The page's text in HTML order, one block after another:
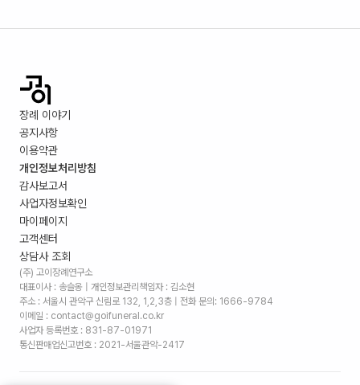
장례 이야기
공지사항
이용약관
개인정보처리방침
감사보고서
사업자정보확인
마이페이지
고객센터
상담사 조회
(주) 고이장례연구소
대표이사 : 송슬옹 | 개인정보관리책임자 : 김소현
주소 : 서울시 관악구 신림로 132, 1,2,3층 | 전화 문의: 1666-9784
이메일 : contact@goifuneral.co.kr
사업자 등록번호 : 831-87-01971
통신판매업신고번호 : 2021-서울관악-2417